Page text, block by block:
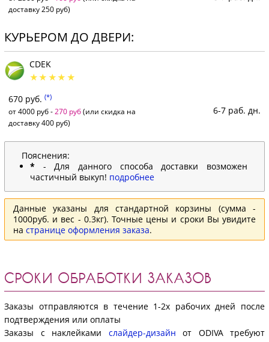
доставку 250 руб)
КУРЬЕРОМ ДО ДВЕРИ:
CDEK
670 руб. (*)
от 4000 руб - 270 руб(или скидка на
доставку 400 руб)
6-7 раб. дн.
Пояснения:
* - Для данного способа доставки возможен
частичный выкуп! подробнее
Данные указаны для стандартной корзины (сумма -
1000руб. и вес - 0.3кг). Точные цены и сроки Вы увидите
на странице оформления заказа.
СРОКИ ОБРАБОТКИ ЗАКАЗОВ
Заказы отправляются в течение 1-2х рабочих дней после
подтверждения или оплаты
Заказы с наклейками слайдер-дизайн от ODIVA требуют